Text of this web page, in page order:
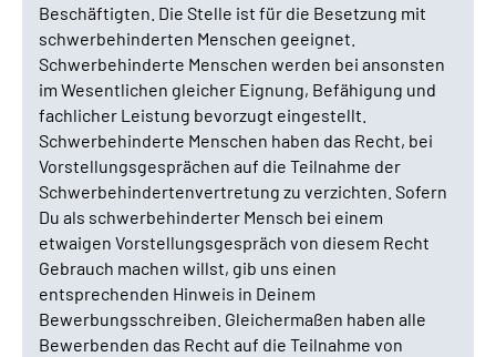
Beschäftigten. Die Stelle ist für die Besetzung mit
schwerbehinderten Menschen geeignet.
Schwerbehinderte Menschen werden bei ansonsten
im Wesentlichen gleicher Eignung, Befähigung und
fachlicher Leistung bevorzugt eingestellt.
Schwerbehinderte Menschen haben das Recht, bei
Vorstellungsgesprächen auf die Teilnahme der
Schwerbehindertenvertretung zu verzichten. Sofern
Du als schwerbehinderter Mensch bei einem
etwaigen Vorstellungsgespräch von diesem Recht
Gebrauch machen willst, gib uns einen
entsprechenden Hinweis in Deinem
Bewerbungsschreiben. Gleichermaßen haben alle
Bewerbenden das Recht auf die Teilnahme von